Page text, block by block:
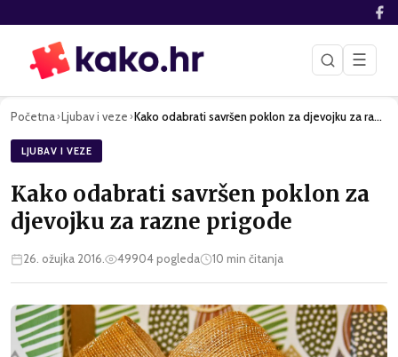
☰
Početna›Ljubav i veze › Kako odabrati savršen poklon za djevojku za razne prigode
LJUBAV I VEZE
Kako odabrati savršen poklon za
djevojku za razne prigode
26. ožujka 2016. 49904pogleda 10 min čitanja